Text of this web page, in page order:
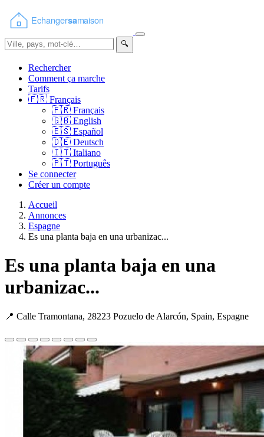
🔍
Rechercher
Comment ça marche
Tarifs
🇫🇷 Français
🇫🇷 Français
🇬🇧 English
🇪🇸 Español
🇩🇪 Deutsch
🇮🇹 Italiano
🇵🇹 Português
Se connecter
Créer un compte
Accueil
Annonces
Espagne
Es una planta baja en una urbanizac...
Es una planta baja en una
urbanizac...
📍 Calle Tramontana, 28223 Pozuelo de Alarcón, Spain, Espagne